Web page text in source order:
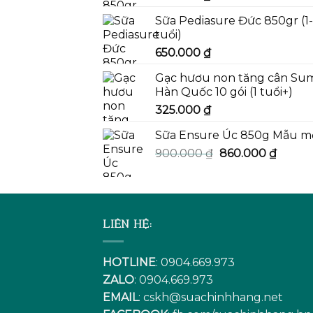
Sữa Pediasure Đức 850gr (1-
tuổi)
650.000 ₫
Gạc hươu non tăng cân
Hàn Quốc 10 gói (1 tuổi+)
325.000 ₫
Sữa Ensure Úc 850g Mẫu
900.000₫ Giá
900.000 ₫.
860.000 ₫Giá
là:
LIÊN HỆ:
HOTLINE: 0904.669.973
ZALO: 0904.669.973
EMAIL: cskh@suachinhhang.net